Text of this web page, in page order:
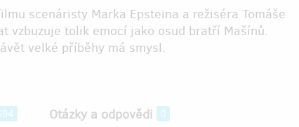
scenáristy Marka Epsteina a režiséra Tomáše
vzbuzuje tolik emocí jako osud bratří Mašínů.
velké příběhy má smysl.
Otázky a odpovědi 0